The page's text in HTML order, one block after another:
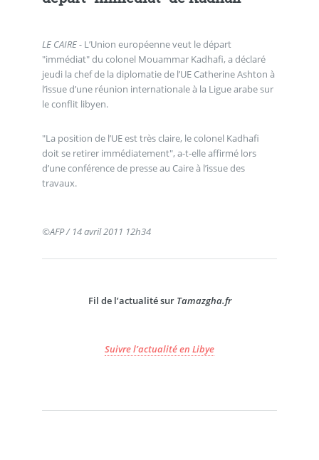
LE CAIRE -L’Union européenne veut le départ
"immédiat" du colonel Mouammar Kadhafi, a déclaré
jeudi la chef de la diplomatie de l’UE Catherine Ashton à
l’issue d’une réunion internationale à la Ligue arabe sur
le conflit libyen.
"La position de l’UE est très claire, le colonel Kadhafi
doit se retirer immédiatement", a-t-elle affirmé lors
d’une conférence de presse au Caire à l’issue des
travaux.
©AFP / 14 avril 2011 12h34
Fil de l’actualité sur Tamazgha.fr
Suivre l’actualité en Libye